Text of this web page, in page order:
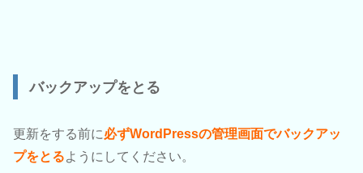
バックアップをとる
更新をする前に必ずWordPressの管理画面でバックアッ
プをとるようにしてください。